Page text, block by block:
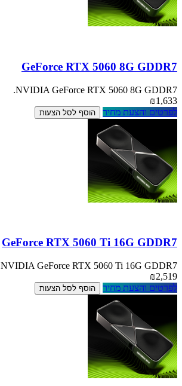
GeForce RTX 5060 8G GDDR7
NVIDIA GeForce RTX 5060 8G GDDR7.
₪1,633
לפרטים והצעת מחיר
הוסף לסל הצעות
GeForce RTX 5060 Ti 16G GDDR7
NVIDIA GeForce RTX 5060 Ti 16G GDDR7.
₪2,519
לפרטים והצעת מחיר
הוסף לסל הצעות